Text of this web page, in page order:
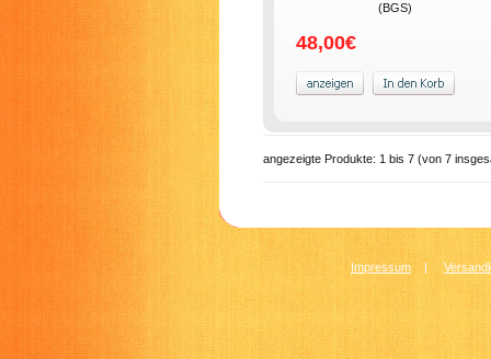
(BGS)
48,00€
angezeigte Produkte: 1 bis 7 (von 7
Impressum |